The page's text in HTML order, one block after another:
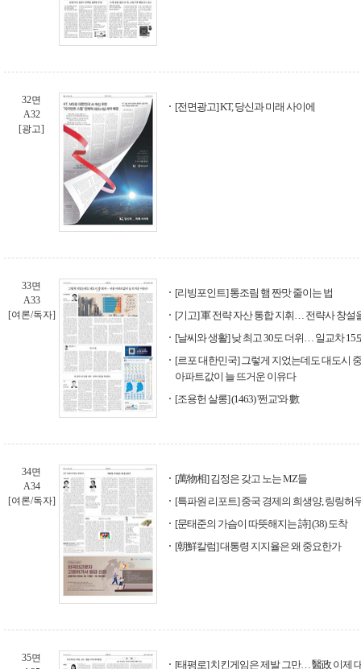
32면
A32
[광고]
[전면광고] KT, 당신과 미래 사이에
33면
A33
[여론/독자]
[리빙포인트] 통조림 햄 짠맛 줄이는 법
[기고] 軍 전략 자산 통합 지휘… 전략사 창설
[날씨와 생활] 낮 최고 30도 더위… 일교차 15
[르포 대한민국] 그렇게 지었는데도 대도시
아파트값이 늘 뜨거운 이유다
[조용헌 살롱] (1463) '쩐교'와 數
34면
A34
[여론/독자]
[萬物相] 김정은 갖고 노는 MZ들
[특파원 리포트] 중국 경제의 희생양, 링링허
[문태준의 가슴이 따뜻해지는 詩] (38) 도착
[朝鮮칼럼] 대통령 지지율은 왜 중요한가
35면
[태평로] 치킨게임은 제발 그만… 醫政 이제